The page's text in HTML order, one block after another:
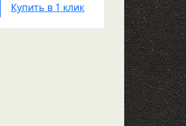
Купить в 1 клик